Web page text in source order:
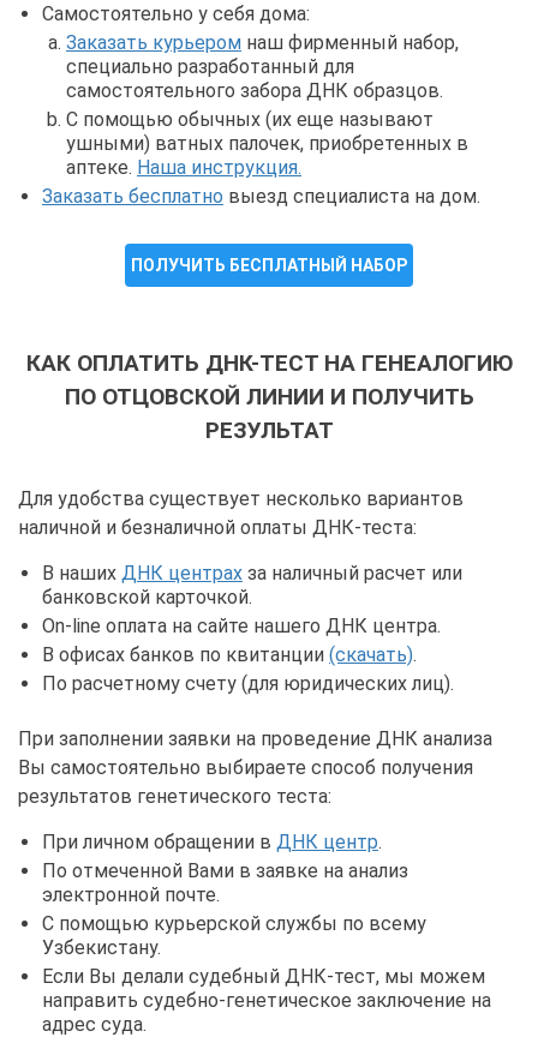
Самостоятельно у себя дома:
Заказать курьером наш фирменный набор,
специально разработанный для
самостоятельного забора ДНК образцов.
С помощью обычных (их еще называют
ушными) ватных палочек, приобретенных в
аптеке. Наша инструкция.
Заказать бесплатно выезд специалиста на дом.
ПОЛУЧИТЬ БЕСПЛАТНЫЙ НАБОР
КАК ОПЛАТИТЬ ДНК-ТЕСТ НА ГЕНЕАЛОГИЮ
ПО ОТЦОВСКОЙ ЛИНИИ И ПОЛУЧИТЬ
РЕЗУЛЬТАТ
Для удобства существует несколько вариантов
наличной и безналичной оплаты ДНК-теста:
В наших ДНК центрах за наличный расчет или
банковской карточкой.
On-line оплата на сайте нашего ДНК центра.
В офисах банков по квитанции (скачать).
По расчетному счету (для юридических лиц).
При заполнении заявки на проведение ДНК анализа
Вы самостоятельно выбираете способ получения
результатов генетического теста:
При личном обращении в ДНК центр.
По отмеченной Вами в заявке на анализ
электронной почте.
С помощью курьерской службы по всему
Узбекистану.
Если Вы делали судебный ДНК-тест, мы можем
направить судебно-генетическое заключение на
адрес суда.